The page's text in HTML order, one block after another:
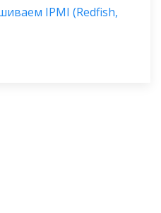
IPMI (Redfish,